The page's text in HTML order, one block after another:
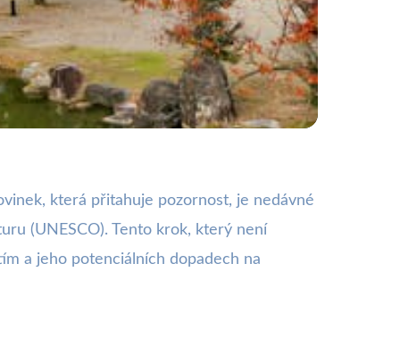
světovou kulturu?
která přitahuje pozornost, je nedávné
(UNESCO). Tento krok, který není
a jeho potenciálních dopadech na